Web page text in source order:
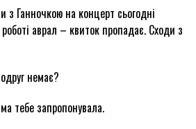
Ганночкою на концерт сьогодні
аврал – квиток пропадає. Сходи з
немає?
тебе запропонувала.